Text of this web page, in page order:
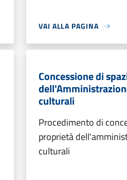
VAI ALLA PAGINA
Concessione di
culturali
Procedimento di
proprietà
culturali